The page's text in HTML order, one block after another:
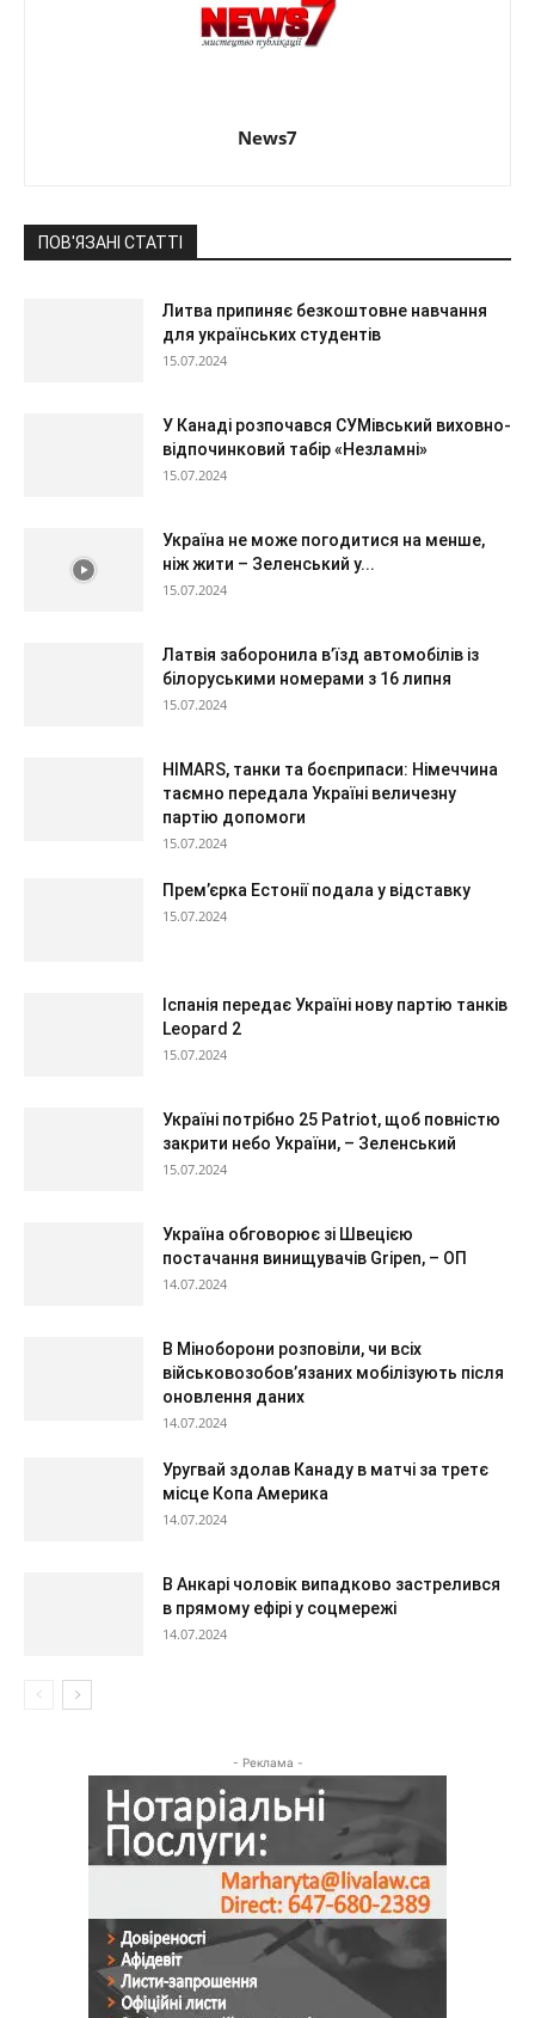
News7
ПОВ'ЯЗАНІ СТАТТІ
Литва припиняє безкоштовне навчання
для українських студентів
15.07.2024
У Канаді розпочався СУМівський виховно-
відпочинковий табір «Незламні»
15.07.2024
Україна не може погодитися на менше,
ніж жити – Зеленський у...
15.07.2024
Латвія заборонила в’їзд автомобілів із
білоруськими номерами з 16 липня
15.07.2024
HIMARS, танки та боєприпаси: Німеччина
таємно передала Україні величезну
партію допомоги
15.07.2024
Прем’єрка Естонії подала у відставку
15.07.2024
Іспанія передає Україні нову партію танків
Leopard 2
15.07.2024
Україні потрібно 25 Patriot, щоб повністю
закрити небо України, – Зеленський
15.07.2024
Україна обговорює зі Швецією
постачання винищувачів Gripen, – ОП
14.07.2024
В Міноборони розповіли, чи всіх
військовозобов’язаних мобілізують після
оновлення даних
14.07.2024
Уругвай здолав Канаду в матчі за третє
місце Копа Америка
14.07.2024
В Анкарі чоловік випадково застрелився
в прямому ефірі у соцмережі
14.07.2024
- Реклама -